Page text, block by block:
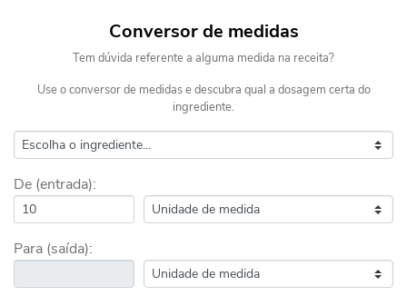
Conversor de medidas
Tem dúvida referente a alguma medida na receita?
Use o conversor de medidas e descubra qual a dosagem certa do
ingrediente.
De (entrada):
Para (saída):